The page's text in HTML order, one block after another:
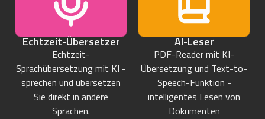
Echtzeit-Übersetzer
Echtzeit-
Sprachübersetzung mit KI -
sprechen und übersetzen
Sie direkt in andere
Sprachen.
AI-Leser
PDF-Reader mit KI-
Übersetzung und Text-to-
Speech-Funktion -
intelligentes Lesen von
Dokumenten